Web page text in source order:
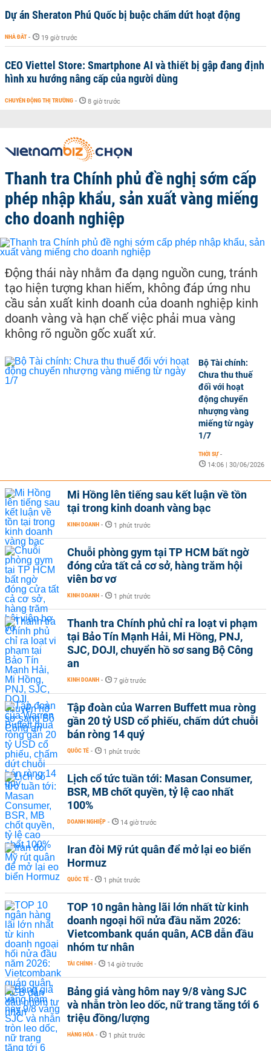
Dự án Sheraton Phú Quốc bị buộc chấm dứt hoạt động
NHÀ ĐẤT - 19 giờ trước
CEO Viettel Store: Smartphone AI và thiết bị gập đang định
hình xu hướng nâng cấp của người dùng
CHUYỂN ĐỘNG THỊ TRƯỜNG - 8 giờ trước
Thanh tra Chính phủ đề nghị sớm cấp
phép nhập khẩu, sản xuất vàng miếng
cho doanh nghiệp
Động thái này nhằm đa dạng nguồn cung, tránh
tạo hiện tượng khan hiếm, không đáp ứng nhu
cầu sản xuất kinh doanh của doanh nghiệp kinh
doanh vàng và hạn chế việc phải mua vàng
không rõ nguồn gốc xuất xứ.
Bộ Tài chính:
Chưa thu thuế
đối với hoạt
động chuyển
nhượng vàng
miếng từ ngày
1/7
THỜI SỰ -
14:06 | 30/06/2026
Mi Hồng lên tiếng sau kết luận về tồn
tại trong kinh doanh vàng bạc
KINH DOANH - 1 phút trước
Chuỗi phòng gym tại TP HCM bất ngờ
đóng cửa tất cả cơ sở, hàng trăm hội
viên bơ vơ
KINH DOANH - 1 phút trước
Thanh tra Chính phủ chỉ ra loạt vi phạm
tại Bảo Tín Mạnh Hải, Mi Hồng, PNJ,
SJC, DOJI, chuyển hồ sơ sang Bộ Công
an
KINH DOANH - 7 giờ trước
Tập đoàn của Warren Buffett mua ròng
gần 20 tỷ USD cổ phiếu, chấm dứt chuỗi
bán ròng 14 quý
QUỐC TẾ - 1 phút trước
Lịch cổ tức tuần tới: Masan Consumer,
BSR, MB chốt quyền, tỷ lệ cao nhất
100%
DOANH NGHIỆP - 14 giờ trước
Iran đòi Mỹ rút quân để mở lại eo biển
Hormuz
QUỐC TẾ - 1 phút trước
TOP 10 ngân hàng lãi lớn nhất từ kinh
doanh ngoại hối nửa đầu năm 2026:
Vietcombank quán quân, ACB dẫn đầu
nhóm tư nhân
TÀI CHÍNH - 14 giờ trước
Bảng giá vàng hôm nay 9/8 vàng SJC
và nhẫn tròn leo dốc, nữ trang tăng tới 6
triệu đồng/lượng
HÀNG HÓA - 1 phút trước